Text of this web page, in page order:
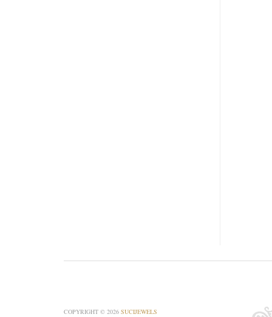
COPYRIGHT © 2026 SUCIJEWELS